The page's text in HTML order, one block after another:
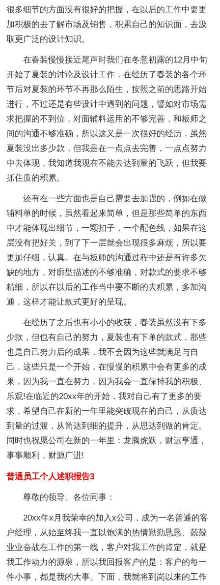
很多细节的方面没有很好的把握，在以后的工作中要更
加积极的去了解市场及销售，积累自己的知识面，去汲
取更广泛的设计知识。
在春装慢慢接近尾声时我们在冬意初露的12月中旬
开始了夏装的讨论及设计工作，在经历了春装的各个环
节后对夏装的环节不再那么陌生，按照之前的思路开始
进行，不过还是有些设计中遇到的问题，譬如对市场需
求把握的不到位，对面辅料运用的不够完善，和板师之
间的沟通不够准确，所以这又是一次很好的经历，虽然
夏装没出多少款，但我是在一点点去完善，一点点努力
中去体现，我知道我现在不能去达到量的飞跃，但我要
抓住质的积累。
还有在一些方面也是自己需要去加强的，例如在做
辅料单的时候，虽然看起来简单，但是那些简单的东西
中才能体现出细节，一颗扣子，一个配色线，如果在这
层没有把好关，到了下一层就会出现很多麻烦，所以要
更加仔细，认真。在与板师的沟通过程中还是有许多欠
缺的地方，对廓型描述的不够准确，对款式的要求不够
精细，所以在以后的工作当中要不断的去积累，多加沟
通，这样才能让款式更好的呈现。
在经历了之后也有小小的收获，春装虽然没有下多
少款，但也有自己的努力，夏装也有下单的款式，那些
也是自己努力后的成果，我不会因为这些就满足与自
己，这些只是一个开始，在慢慢的积累中会有更多的成
果，因为我一直在努力，因为我会一直保持我的积极、
乐观!在临近的20xx年的开始，我对自己有了更多的要
求，希望自己在新的一年里能突破现在的自己，从质达
到量的过渡，从简达到细的提升，从思达到做的肯定。
同时也祝愿公司在新的一年里：龙腾虎跃，财运亨通，
事事顺利，财源广进!
普通员工个人述职报告3
尊敬的领导、各位同事：
20xx年x月我荣幸的加入x公司，成为一名普通的客
户经理，从始至终我一直以饱满的热情勤勤恳恳、兢兢
业业奋战在工作的第一线，客户对我工作的肯定，就是
我工作动力的源泉，所以我回报客户的是：客户的每一
件小事，都是我的大事。下面，我就将到岗以来的工作